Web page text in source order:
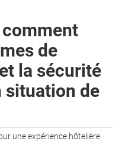
de
la sécurité
situation de
une expérience hôtelière